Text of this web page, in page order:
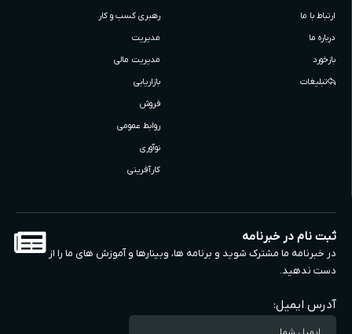
ارتباط با ما
درباره ما
بازخورد
تبلیغات
رهبری کسب و کار
مدیریت
مدیریت مالی
بازاریابی
فروش
روابط عمومی
نوآوری
کارآفرینی
ثبت نام در خبرنامه
در خبرنامه ما مشترک شوید و برنامه ها، وبینارها و آموزش های ما را از
دست ندهید.
آدرس ایمیل: